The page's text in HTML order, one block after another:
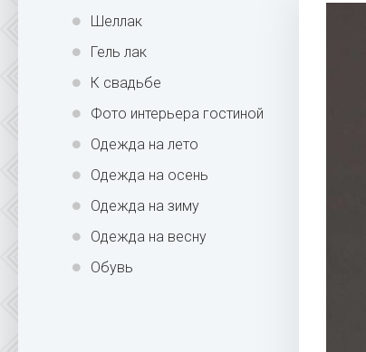
Шеллак
Гель лак
К свадьбе
Фото интерьера гостиной
Одежда на лето
Одежда на осень
Одежда на зиму
Одежда на весну
Обувь